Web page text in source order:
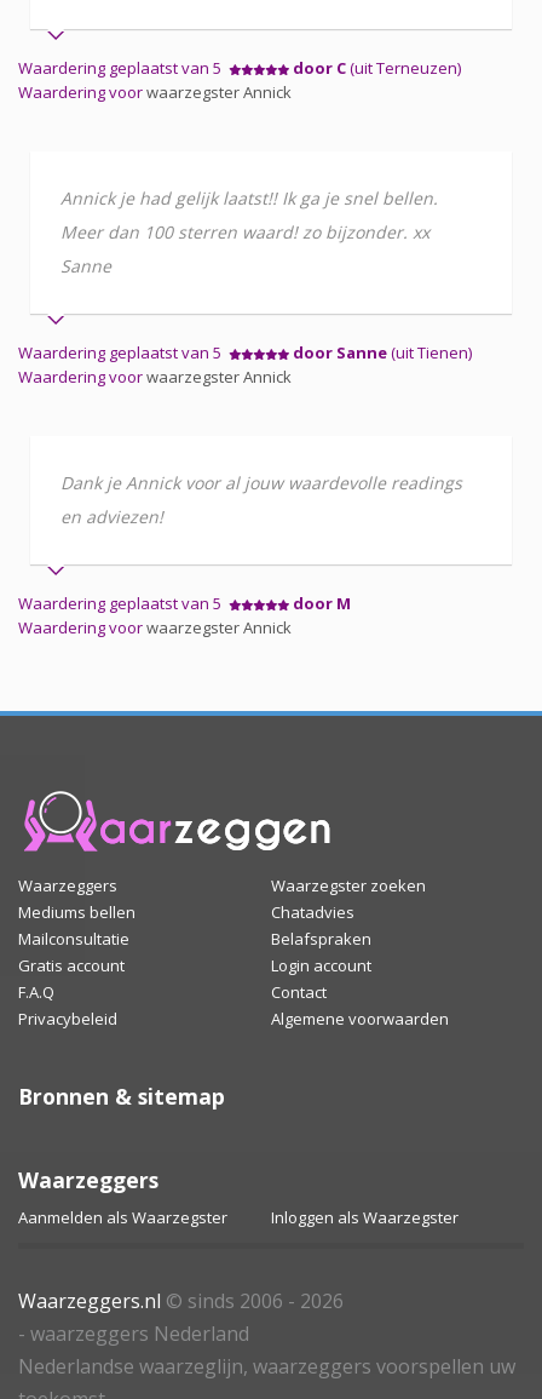
Waardering geplaatst van 5 door C(uit Terneuzen)
Waardering voorwaarzegster Annick
Annick je had gelijk laatst!! Ik ga je snel bellen.
Meer dan 100 sterren waard! zo bijzonder. xx
Sanne
Waardering geplaatst van 5 door Sanne(uit Tienen)
Waardering voorwaarzegster Annick
Dank je Annick voor al jouw waardevolle readings
en adviezen!
Waardering geplaatst van 5
door M
Waardering voorwaarzegster Annick
Waarzeggers
Waarzegster zoeken
Mediums bellen
Chatadvies
Mailconsultatie
Belafspraken
Gratis account
Login account
F.A.Q
Contact
Privacybeleid
Algemene voorwaarden
Bronnen & sitemap
Waarzeggers
Aanmelden als Waarzegster Inloggen als Waarzegster
Waarzeggers.nl © sinds 2006 - 2026
- waarzeggers Nederland
Nederlandse waarzeglijn, waarzeggers voorspellen uw